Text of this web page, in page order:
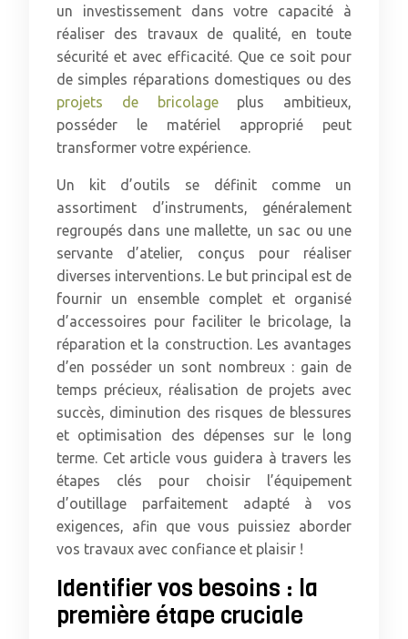
un investissement dans votre capacité à
réaliser des travaux de qualité, en toute
sécurité et avec efficacité. Que ce soit pour
de simples réparations domestiques ou des
projets de bricolageplus ambitieux,
posséder le matériel approprié peut
transformer votre expérience.
Un kit d’outils se définit comme un
assortiment d’instruments, généralement
regroupés dans une mallette, un sac ou une
servante d’atelier, conçus pour réaliser
diverses interventions. Le but principal est de
fournir un ensemble complet et organisé
d’accessoires pour faciliter le bricolage, la
réparation et la construction. Les avantages
d’en posséder un sont nombreux : gain de
temps précieux, réalisation de projets avec
succès, diminution des risques de blessures
et optimisation des dépenses sur le long
terme. Cet article vous guidera à travers les
étapes clés pour choisir l’équipement
d’outillage parfaitement adapté à vos
exigences, afin que vous puissiez aborder
vos travaux avec confiance et plaisir !
Identifier vos besoins : la
première étape cruciale